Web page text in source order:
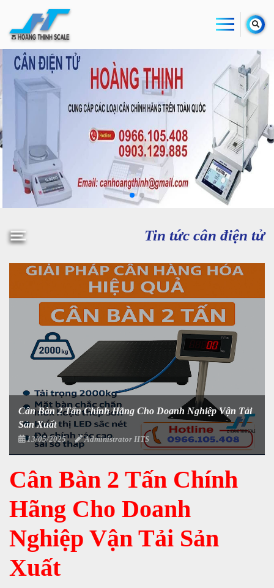
Tin tức cân điện tử
Cân Bàn 2 Tấn Chính Hãng Cho Doanh Nghiệp Vận Tải
Sản Xuất
13/05/2025 Administrator HTS
Cân Bàn 2 Tấn Chính
Hãng Cho Doanh
Nghiệp Vận Tải Sản
Xuất